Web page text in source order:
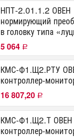
НПТ-2.01.1.2 ОВЕН
нормирующий
в головку типа
5 064 Р
КМС-Ф1.Щ2.РТУ
контроллер-
16 807,20 Р
КМС-Ф1.Щ2.Т ОВЕН
контроллер-